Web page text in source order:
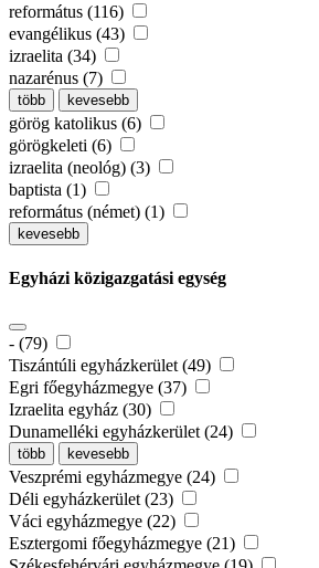
református (116)
evangélikus (43)
izraelita (34)
nazarénus (7)
több kevesebb
görög katolikus (6)
görögkeleti (6)
izraelita (neológ) (3)
baptista (1)
református (német) (1)
kevesebb
Egyházi közigazgatási egység
- (79)
Tiszántúli egyházkerület (49)
Egri főegyházmegye (37)
Izraelita egyház (30)
Dunamelléki egyházkerület (24)
több kevesebb
Veszprémi egyházmegye (24)
Déli egyházkerület (23)
Váci egyházmegye (22)
Esztergomi főegyházmegye (21)